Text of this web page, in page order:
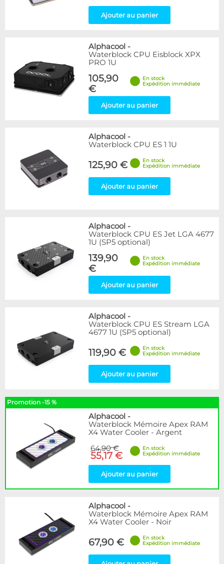
Ajouter au panier
Alphacool -
Waterblock CPU Eisblock XPX
PRO 1U
105,90
€
En stock
Expédition immédiate
Ajouter au panier
Alphacool -
Waterblock CPU ES 1 1U
125,90 €
En stock
Expédition immédiate
Ajouter au panier
Alphacool -
Waterblock CPU ES Jet LGA 4677
1U (SP5 optional)
139,90
€
En stock
Expédition immédiate
Ajouter au panier
Alphacool -
Waterblock CPU ES Stream LGA
4677 1U (SP5 optional)
119,90 €
En stock
Expédition immédiate
Ajouter au panier
Promotion -15 %
Alphacool -
Waterblock Mémoire Apex RAM
X4 Water Cooler - Argent
64,90 €
55,17 €
En stock
Expédition immédiate
Ajouter au panier
Alphacool -
Waterblock Mémoire Apex RAM
X4 Water Cooler - Noir
67,90 €
En stock
Expédition immédiate